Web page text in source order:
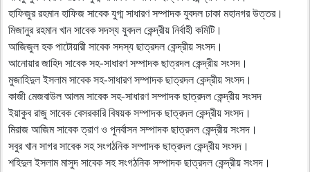
হাফিজুর রহমান হাফিজ সাবেক যুগ্ম সাধারণ সম্পাদক যুবদল ঢাকা মহানগর উত্তর।
মিজানুর রহমান খান সাবেক সদস্য যুবদল কেন্দ্রীয় নির্বাহী কমিটি।
আজিজুল হক পাটোয়ারী সাবেক সদস্য ছাত্রদল কেন্দ্রীয় সংসদ।
আনোয়ার জাহিদ সাবেক সহ-সাধারণ সম্পাদক ছাত্রদল কেন্দ্রীয় সংসদ।
মুজাহিদুল ইসলাম সাবেক সহ-সাধারণ সম্পাদক ছাত্রদল কেন্দ্রীয় সংসদ।
কাজী মেজবাউল আলম সাবেক সহ-সাধারণ সম্পাদক ছাত্রদল কেন্দ্রীয় সংসদ
ইয়াকুব রাজু সাবেক বেসরকারি বিষয়ক সম্পাদক ছাত্রদল কেন্দ্রীয় সংসদ।
মিরাজ আজিম সাবেক ত্রাণ ও পুনর্বাসন সম্পাদক ছাত্রদল কেন্দ্রীয় সংসদ।
সবুর খান সাগর সাবেক সহ সংগঠনিক সম্পাদক ছাত্রদল কেন্দ্রীয় সংসদ।
শহিদুল ইসলাম মাসুদ সাবেক সহ সংগঠনিক সম্পাদক ছাত্রদল কেন্দ্রীয় সংসদ।